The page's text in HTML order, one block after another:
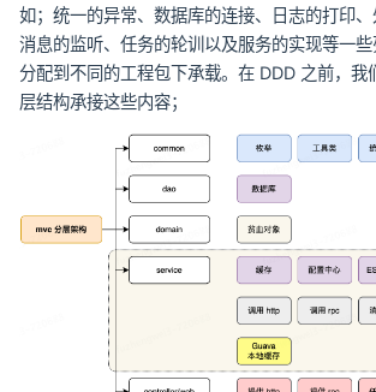
如；统一的异常、数据库的连接、日志的打印、
消息的监听、任务的轮训以及服务的实现等一些
分配到不同的工程包下承载。在 DDD 之前，
层结构承接这些内容；